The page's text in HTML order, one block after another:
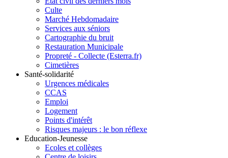
Culte
Marché Hebdomadaire
Services aux séniors
Cartographie du bruit
Restauration Municipale
Propreté - Collecte (Esterra.fr)
Cimetières
Santé-solidarité
Urgences médicales
CCAS
Emploi
Logement
Points d'intérêt
Risques majeurs : le bon réflexe
Education-Jeunesse
Ecoles et collèges